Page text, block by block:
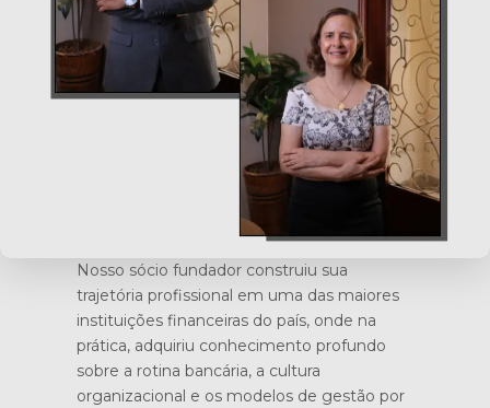
Nosso sócio fundador construiu sua
trajetória profissional em uma das maiores
instituições financeiras do país, onde na
prática, adquiriu conhecimento profundo
sobre a rotina bancária, a cultura
organizacional e os modelos de gestão por